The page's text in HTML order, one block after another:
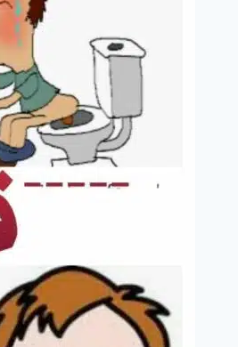
ہومیو
ادویات